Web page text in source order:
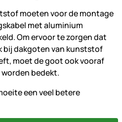
moeten voor de montage
met aluminium
Om ervoor te zorgen dat
bij dakgoten van kunststof
moet de goot ook vooraf
bedekt.
een veel betere